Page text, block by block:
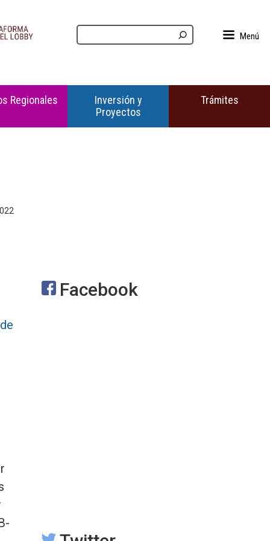
Menú
Regionales
Inversión y
Proyectos
Trámites
Facebook